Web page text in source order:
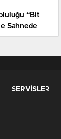
“Bit
Sahnede
SERVİSLER